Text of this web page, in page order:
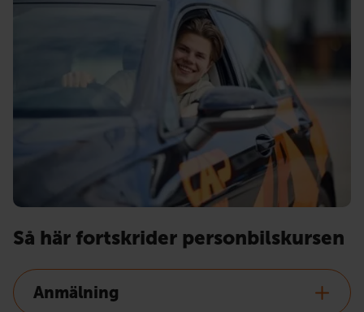
Så här fortskrider personbilskursen
Anmälning